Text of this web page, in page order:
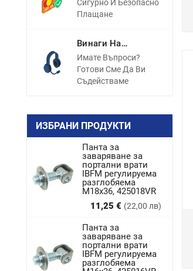
Сигурно И Безопасно
Плащане
Винаги На
Разположение
Имате Въпроси?
Готови Сме Да Ви
Съдействаме
ИЗБРАНИ ПРОДУКТИ
Панта за
заваряване за
портални врати
IBFM регулируема
разглобяема
M18x36, 425018VR
11,25 € (22,00 лв)
Цена
Панта за
заваряване за
портални врати
IBFM регулируема
разглобяема